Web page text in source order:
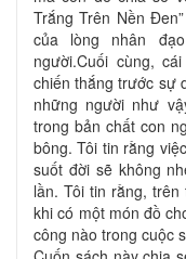
Trắng Trên Nền
của lòng nhân
người.Cuối cùng,
chiến thắng trước sự
những người như
trong bản chất con
bông. Tôi tin rằng
suốt đời sẽ không
lần. Tôi tin rằng,
khi có một món đồ
công nào trong cuộc